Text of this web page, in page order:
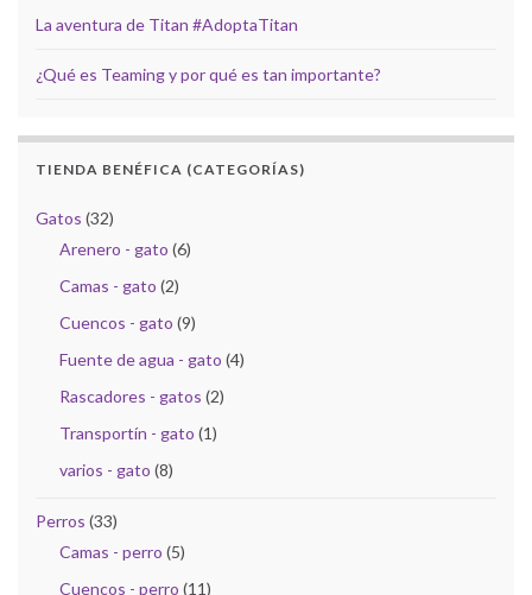
La aventura de Titan #AdoptaTitan
¿Qué es Teaming y por qué es tan importante?
TIENDA BENÉFICA (CATEGORÍAS)
Gatos (32)
Arenero - gato (6)
Camas - gato (2)
Cuencos - gato (9)
Fuente de agua - gato (4)
Rascadores - gatos (2)
Transportín - gato (1)
varios - gato (8)
Perros (33)
Camas - perro (5)
Cuencos - perro (11)